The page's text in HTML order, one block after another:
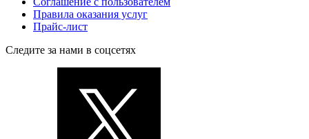
Правила оказания услуг
Прайс-лист
Следите за нами в соцсетях